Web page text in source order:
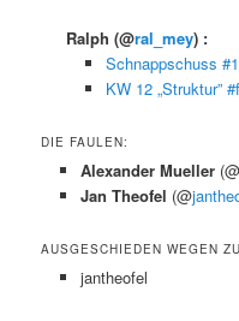
Ralph(@ral_mey) :
Schnappschuss
KW 12 „Struktur”
DIE FAULEN:
Alexander Mueller (@
Jan Theofel (@
AUSGESCHIEDEN WEGEN
jantheofel